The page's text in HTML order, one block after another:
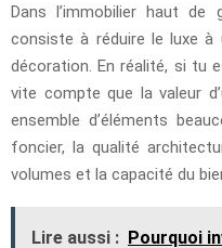
Dans l’immobilier haut de
consiste à réduire le luxe à
décoration. En réalité, si tu
vite compte que la valeur
ensemble d’éléments
foncier, la qualité
volumes et la capacité du
Lire aussi : Pourquoi